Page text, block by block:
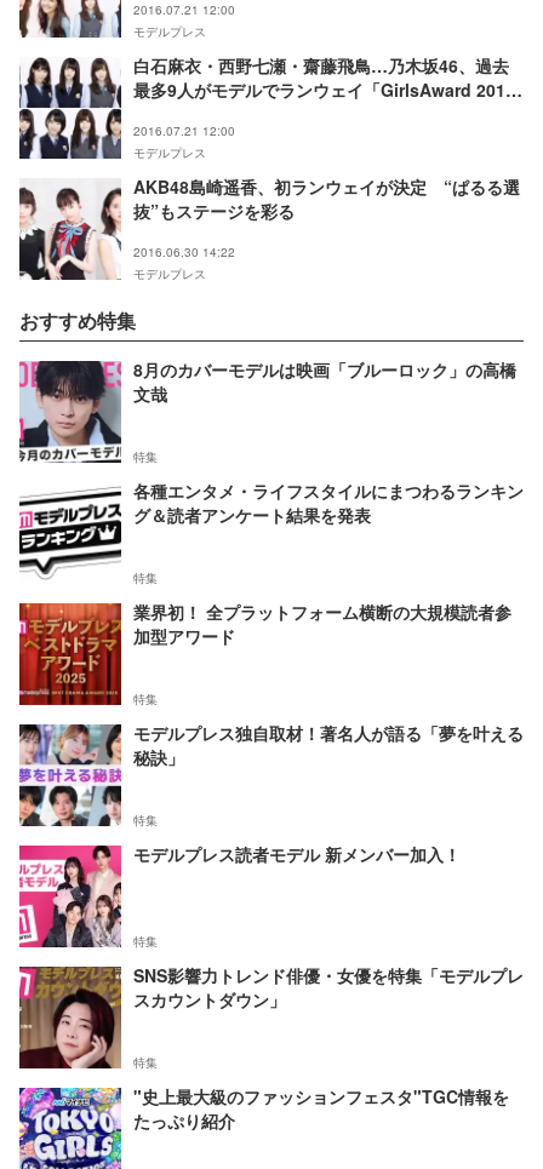
2016.07.21 12:00
モデルプレス
白石麻衣・西野七瀬・齋藤飛鳥…乃木坂46、過去
最多9人がモデルでランウェイ「GirlsAward 2016
2016.07.21 12:00
モデルプレス
AKB48島崎遥香、初ランウェイが決定 “ぱるる選
抜”もステージを彩る
2016.06.30 14:22
モデルプレス
おすすめ特集
8月のカバーモデルは映画「ブルーロック」の高橋
文哉
特集
各種エンタメ・ライフスタイルにまつわるランキン
グ＆読者アンケート結果を発表
特集
業界初！ 全プラットフォーム横断の大規模読者参
加型アワード
特集
モデルプレス独自取材！著名人が語る「夢を叶える
秘訣」
特集
モデルプレス読者モデル 新メンバー加入！
特集
SNS影響力トレンド俳優・女優を特集「モデルプレ
スカウントダウン」
特集
"史上最大級のファッションフェスタ"TGC情報を
たっぷり紹介